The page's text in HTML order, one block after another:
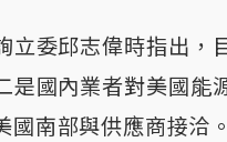
立委邱志偉時指出，
是國內業者對美國能
國南部與供應商接洽。